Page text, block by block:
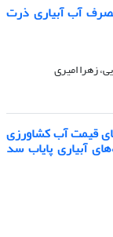
آب آبیاری ذرت
زهرا امیری
قیمت آب کشاورزی
آبیاری پایاب سد